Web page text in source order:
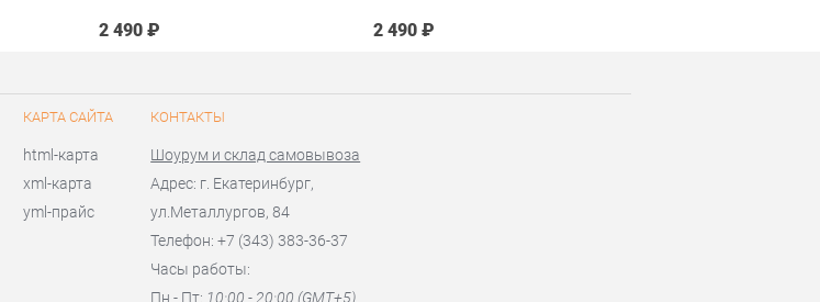
2 490 ₽ 2 490 ₽
КАРТА САЙТА
html-карта
xml-карта
yml-прайс
КОНТАКТЫ
Шоурум и склад самовывоза
Адрес: г. Екатеринбург,
ул.Металлургов, 84
Телефон: +7 (343) 383-36-37
Часы работы:
Пн - Пт: 10:00 - 20:00 (GMT+5)